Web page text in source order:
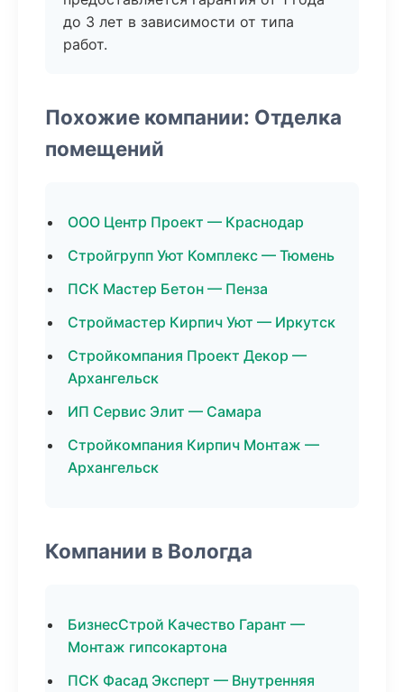
до 3 лет в зависимости от типа
работ.
Похожие компании: Отделка
помещений
ООО Центр Проект — Краснодар
Стройгрупп Уют Комплекс — Тюмень
ПСК Мастер Бетон — Пенза
Строймастер Кирпич Уют — Иркутск
Стройкомпания Проект Декор —
Архангельск
ИП Сервис Элит — Самара
Стройкомпания Кирпич Монтаж —
Архангельск
Компании в Вологда
БизнесСтрой Качество Гарант —
Монтаж гипсокартона
ПСК Фасад Эксперт — Внутренняя